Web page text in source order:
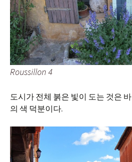
Roussillon 4
도시가 전체 붉은 빛이 도는 것은
의 색 덕분이다.